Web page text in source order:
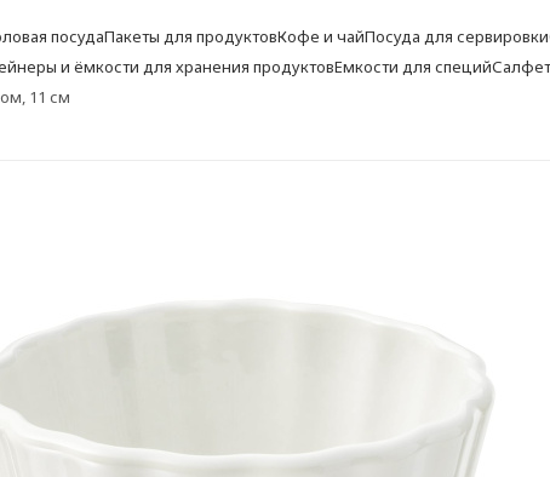
посудаПакеты для продуктовКофе и чайПосуда для сервировки
и ёмкости для хранения продуктовЕмкости для специй
11 см